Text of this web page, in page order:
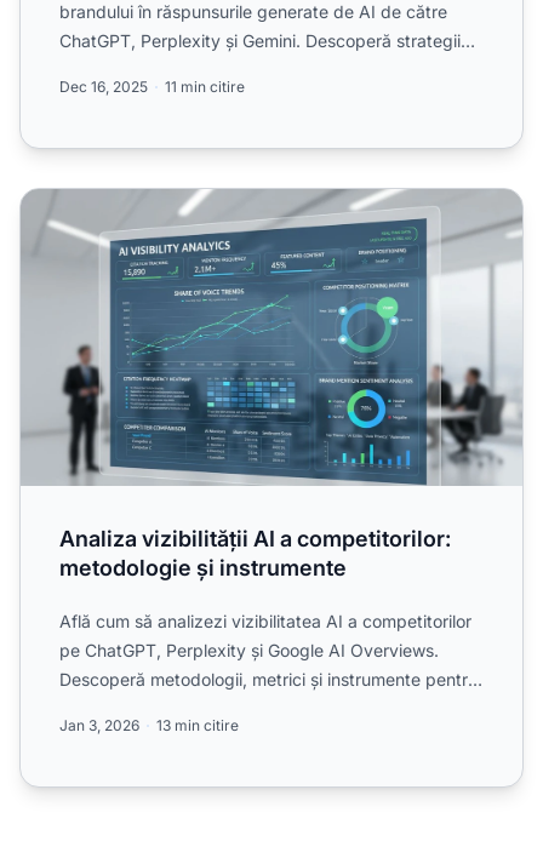
brandului în răspunsurile generate de AI de către
ChatGPT, Perplexity și Gemini. Descoperă strategii
Dec 16, 2025 11 min citire
Analiza vizibilității AI a competitorilor: metodologie și
Analiza vizibilității AI a competitorilor:
metodologie și instrumente
Află cum să analizezi vizibilitatea AI a competitorilor
pe ChatGPT, Perplexity și Google AI Overviews.
Descoperă metodologii, metrici și instrumente pentru
Jan 3, 2026 13 min citire